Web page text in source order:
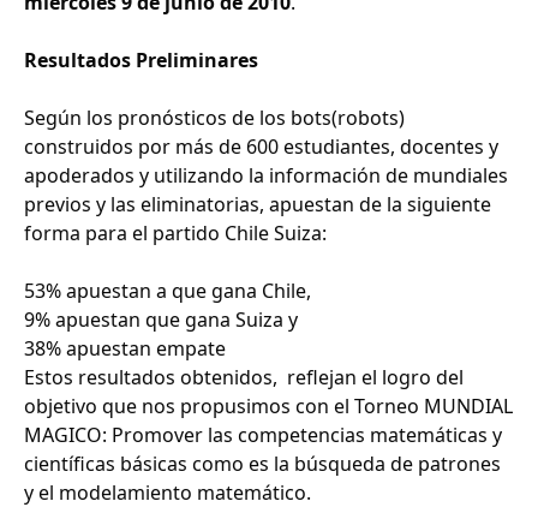
Resultados Preliminares
Según los pronósticos de los bots(robots)
construidos por más de 600 estudiantes, docentes y
apoderados y utilizando la información de mundiales
previos y las eliminatorias, apuestan de la siguiente
forma para el partido Chile Suiza:
53% apuestan a que gana Chile,
9% apuestan que gana Suiza y
38% apuestan empate
Estos resultados obtenidos, reflejan el logro del
objetivo que nos propusimos con el Torneo MUNDIAL
MAGICO: Promover las competencias matemáticas y
científicas básicas como es la búsqueda de patrones
y el modelamiento matemático.